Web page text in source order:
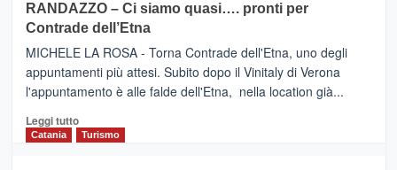
IL
NUOVO
SUMMER
CLUB
VIAGRANDE
(Ct)
–
Benanti
presenta
“Vino
&
Cultura
RANDAZZO – Ci siamo quasi…. pronti per
Contrade dell’Etna
MICHELE LA ROSA - Torna Contrade dell'Etna, uno degli
appuntamenti più attesi. Subito dopo il Vinitaly di Verona
l'appuntamento è alle falde dell'Etna, nella location già...
Leggi tuttoLeggi
di
Catania Turismo